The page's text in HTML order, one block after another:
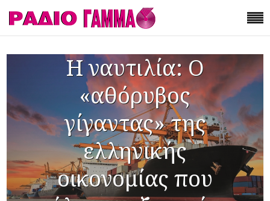
Η ναυτιλία: Ο
«αθόρυβος
γίγαντας» της
ελληνικής
οικονομίας που